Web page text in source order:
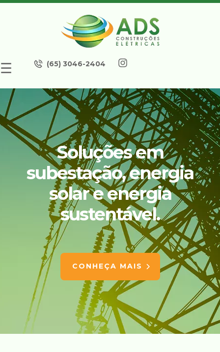
☰ (65) 3046-2404
Soluções em
subestação, energia
solar e energia
sustentável.
CONHEÇA MAIS